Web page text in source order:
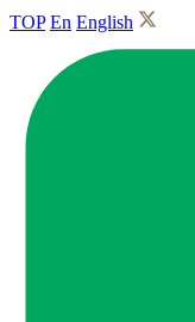
TOP En English